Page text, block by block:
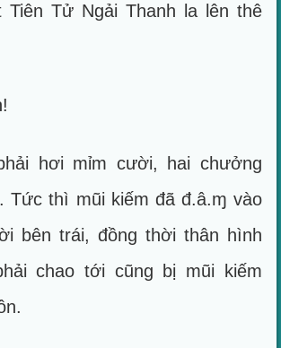
Tiên Tử Ngải Thanh la lên thê
hơi mỉm cười, hai chưởng
Tức thì mũi kiếm đã đ.â.ɱ vào
bên trái, đồng thời thân hình
chao tới cũng bị mũi kiếm